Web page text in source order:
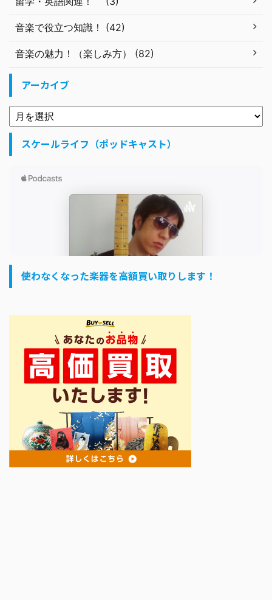
音楽で役立つ知識！ (42)
音楽の魅力！（楽しみ方） (82)
アーカイブ
スケールライフ（ポッドキャスト）
使わなくなった楽器を高額買い取りします！